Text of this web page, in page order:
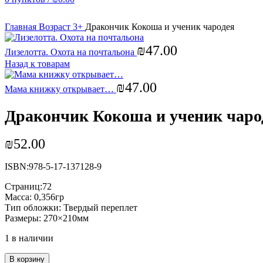
Главная Возраст 3+ Дракончик Кокоша и ученик чародея
Лизелотта. Охота на почтальона ₪47.00
Назад к товарам
Мама книжку открывает… ₪47.00
Дракончик Кокоша и ученик
₪52.00
ISBN:978-5-17-137128-9
Страниц:72
Масса: 0,356гр
Тип обложки: Твердый переплет
Размеры: 270×210мм
1 в наличии
В корзину